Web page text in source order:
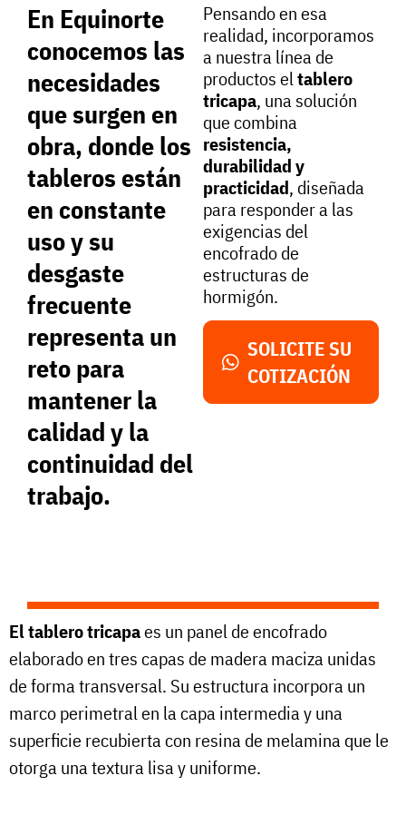
En Equinorte
conocemos las
necesidades
que surgen en
obra, donde los
tableros están
en constante
uso y su
desgaste
frecuente
representa un
reto para
mantener la
calidad y la
continuidad del
trabajo.
Pensando en esa
realidad, incorporamos
a nuestra línea de
productos eltablero
tricapa, una solución
que combina
resistencia,
durabilidad y
practicidad, diseñada
para responder a las
exigencias del
encofrado de
estructuras de
hormigón.
SOLICITE SU
COTIZACIÓN
El tablero tricapaes un panel de encofrado
elaborado en tres capas de madera maciza unidas
de forma transversal. Su estructura incorpora un
marco perimetral en la capa intermedia y una
superficie recubierta con resina de melamina que le
otorga una textura lisa y uniforme.